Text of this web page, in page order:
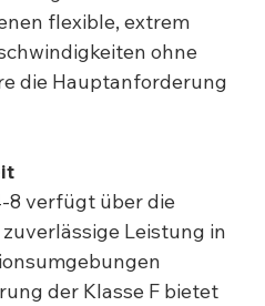
flexible, extrem
ohne
die Hauptanforderung
8 verfügt über die
Leistung in
der Klasse F bietet